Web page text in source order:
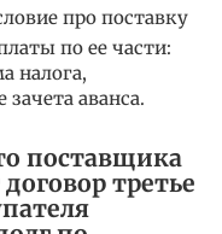
про поставку
по ее части:
налога,
аванса.
поставщика
третье